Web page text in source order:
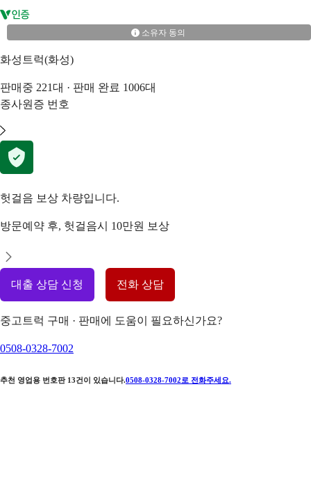
소유자 동의
화성트럭(화성)
판매중 221대 · 판매 완료 1006대
종사원증 번호
헛걸음 보상 차량입니다.
방문예약 후, 헛걸음시 10만원 보상
대출 상담 신청 전화 상담
중고트럭 구매 · 판매에 도움이 필요하신가요?
0508-0328-7002
추천 영업용 번호판 13건이 있습니다.0508-0328-7002 로 전화주세요.